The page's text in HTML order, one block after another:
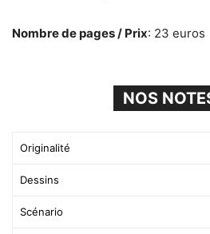
Nombre de pages / Prix: 23 euros
NOS
Originalité
Dessins
Scénario